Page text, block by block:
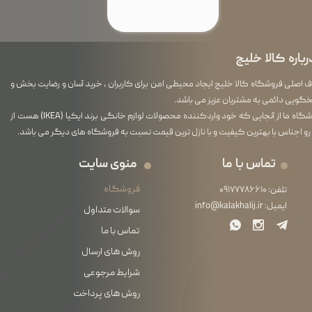
کالا خلیج
اصلی فروشگاه کالا خلیج ایجاد محیطی امن برای کاربران ، خرید آسان و رضایت بخش و
دائمی به مشتریان عزیز می باشد.
فروشگاه ما از آنجایی که خود واردکننده محصولات لوازم خانگی برند ایکیا (IKEA) هست از
رو اجناس با بهترین کیفیت و با نازل ترین قیمت نسبت به فروشگاه های دیگر می باشد.
منوی سایت
فروشگاه
سوالات متداول
تماس با ما
روش های ارسال
شرایط مرجوعی
روش های پرداخت
تماس با ما
تلفن: ۰۹۱۷۷۷۸۶۶۱۰
ایمیل:info@kalakhalij.ir